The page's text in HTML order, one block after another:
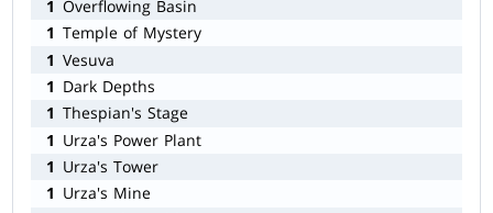
1 Overflowing Basin
1 Temple of Mystery
1 Vesuva
1 Dark Depths
1 Thespian's Stage
1 Urza's Power Plant
1 Urza's Tower
1 Urza's Mine